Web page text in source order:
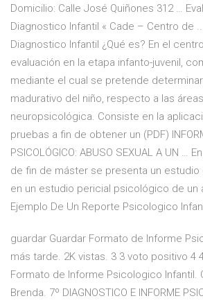
Domicilio: Calle José Quiñones 312 …
Diagnostico Infantil « Cade – Centro de
Diagnostico Infantil ¿Qué es? En el
evaluación en la etapa infanto-juvenil,
mediante el cual se pretende determinar
madurativo del niño, respecto a las
neuropsicológica. Consiste en la
pruebas a fin de obtener un (PDF)
PSICOLÓGICO: ABUSO SEXUAL A UN …
de fin de máster se presenta un
en un estudio pericial psicológico de un
Ejemplo De Un Reporte Psicologico
guardar Guardar Formato de Informe
más tarde. 2K vistas. 3 3 voto positivo 4
Formato de Informe Psicologico Infantil.
Brenda. 7º DIAGNOSTICO E INFORME